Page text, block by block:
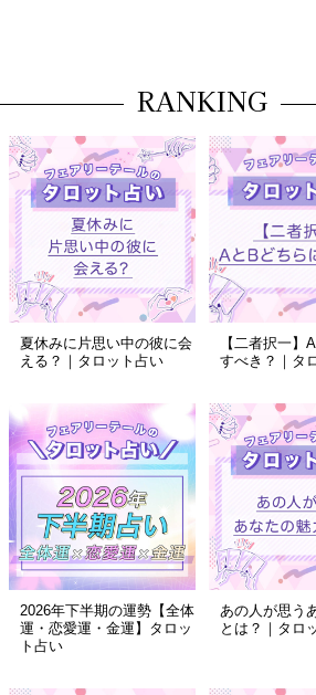
RANKING
夏休みに片思い中の彼に会
える？｜タロット占い
【二者択一】
すべき？｜タ
2026年下半期の運勢【全体
運・恋愛運・金運】タロッ
ト占い
あの人が思う
とは？｜タロ